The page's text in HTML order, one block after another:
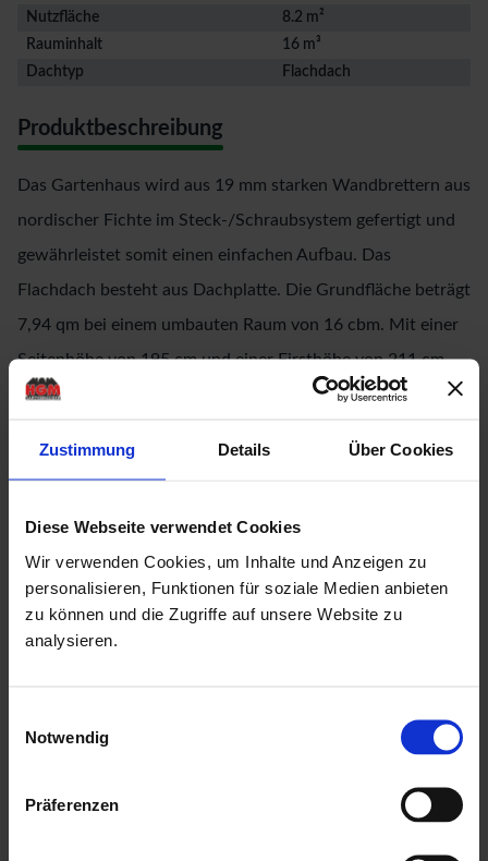
Zustimmung Details Über Cookies
Diese Webseite verwendet Cookies
Wir verwenden Cookies, um Inhalte und Anzeigen zu
personalisieren, Funktionen für soziale Medien anbieten
zu können und die Zugriffe auf unsere Website zu
analysieren.
Notwendig
Präferenzen
Nutzfläche
8.2 m²
Rauminhalt
16 m³
Dachtyp
Flachdach
Produktbeschreibung
Das Gartenhaus wird aus 19 mm starken Wandbrettern aus
nordischer Fichte im Steck-/Schraubsystem gefertigt und
gewährleistet somit einen einfachen Aufbau. Das
Flachdach besteht aus Dachplatte. Die Grundfläche beträgt
7,94 qm bei einem umbauten Raum von 16 cbm. Mit einer
Seitenhöhe von 195 cm und einer Firsthöhe von 211 cm
bietet das Gerätehaus optimale Raumnutzung. Das
x 213 cm. Bodenbalken sorgen für den Schutz von unten
Kesseldruckimprägnierung der Bodenbalken sind diese vor
Witterungseinflüssen und holzzersetzenden Pilzen bereits
geschützt. Die praktische und vormontierte Tür sorgt mit
ihren großzügigen Abmessungen und dem
unbefugtem Zugriff. Die Verglasung der Lichtausschnitte